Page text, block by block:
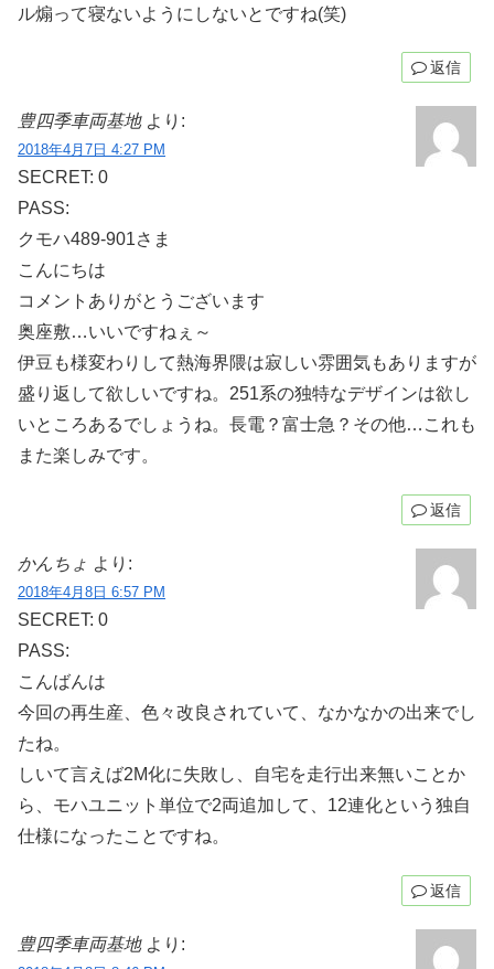
ル煽って寝ないようにしないとですね(笑)
返信
豊四季車両基地 より:
2018年4月7日 4:27 PM
SECRET: 0
PASS:
クモハ489-901さま
こんにちは
コメントありがとうございます
奥座敷…いいですねぇ～
伊豆も様変わりして熱海界隈は寂しい雰囲気もありますが
盛り返して欲しいですね。251系の独特なデザインは欲し
いところあるでしょうね。長電？富士急？その他…これも
また楽しみです。
返信
かんちょ より:
2018年4月8日 6:57 PM
SECRET: 0
PASS:
こんばんは
今回の再生産、色々改良されていて、なかなかの出来でし
たね。
しいて言えば2M化に失敗し、自宅を走行出来無いことか
ら、モハユニット単位で2両追加して、12連化という独自
仕様になったことですね。
返信
豊四季車両基地 より: